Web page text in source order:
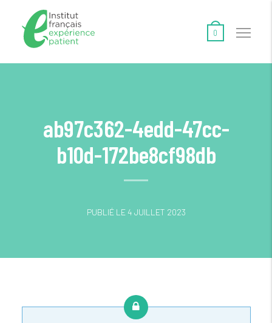
0
ab97c362-4edd-47cc-
b10d-172be8cf98db
PUBLIÉ LE 4 JUILLET 2023